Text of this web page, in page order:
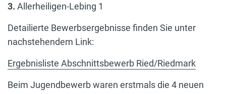
3. Allerheiligen-Lebing 1
Detailierte Bewerbsergebnisse finden Sie unter
nachstehendem Link:
Ergebnisliste Abschnittsbewerb Ried/Riedmark
Beim Jugendbewerb waren erstmals die 4 neuen